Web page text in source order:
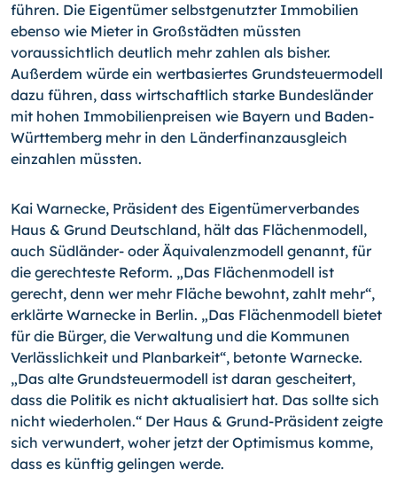
führen. Die Eigentümer selbstgenutzter Immobilien
ebenso wie Mieter in Großstädten müssten
voraussichtlich deutlich mehr zahlen als bisher.
Außerdem würde ein wertbasiertes Grundsteuermodell
dazu führen, dass wirtschaftlich starke Bundesländer
mit hohen Immobilienpreisen wie Bayern und Baden-
Württemberg mehr in den Länderfinanzausgleich
einzahlen müssten.
Kai Warnecke, Präsident des Eigentümerverbandes
Haus & Grund Deutschland, hält das Flächenmodell,
auch Südländer- oder Äquivalenzmodell genannt, für
die gerechteste Reform. „Das Flächenmodell ist
gerecht, denn wer mehr Fläche bewohnt, zahlt mehr“,
erklärte Warnecke in Berlin. „Das Flächenmodell bietet
für die Bürger, die Verwaltung und die Kommunen
Verlässlichkeit und Planbarkeit“, betonte Warnecke.
„Das alte Grundsteuermodell ist daran gescheitert,
dass die Politik es nicht aktualisiert hat. Das sollte sich
nicht wiederholen.“ Der Haus & Grund-Präsident zeigte
sich verwundert, woher jetzt der Optimismus komme,
dass es künftig gelingen werde.